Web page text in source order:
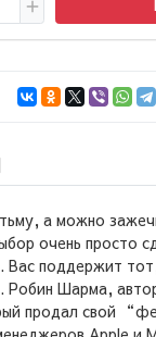
а можно
очень просто
Вас поддержит
Робин Шарма,
продал свой